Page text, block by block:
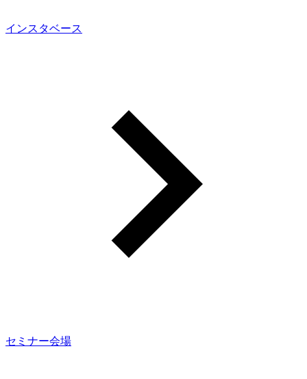
インスタベース
セミナー会場